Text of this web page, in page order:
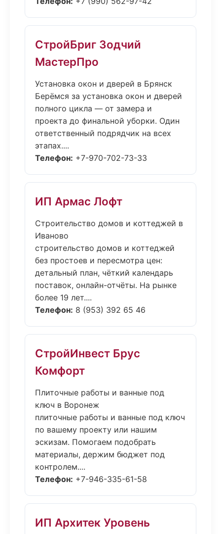
СтройБриг Зодчий
МастерПро
Установка окон и дверей в Брянск
Берёмся за установка окон и дверей
полного цикла — от замера и
проекта до финальной уборки. Один
ответственный подрядчик на всех
этапах....
Телефон: +7-970-702-73-33
ИП Армас Лофт
Строительство домов и коттеджей в
Иваново
строительство домов и коттеджей
без простоев и пересмотра цен:
детальный план, чёткий календарь
поставок, онлайн-отчёты. На рынке
более 19 лет....
Телефон: 8 (953) 392 65 46
СтройИнвест Брус
Комфорт
Плиточные работы и ванные под
ключ в Воронеж
плиточные работы и ванные под ключ
по вашему проекту или нашим
эскизам. Помогаем подобрать
материалы, держим бюджет под
контролем....
Телефон: +7-946-335-61-58
ИП Архитек Уровень